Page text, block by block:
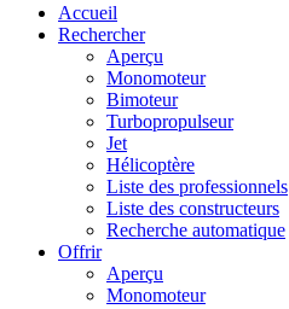
Accueil
Rechercher
Aperçu
Monomoteur
Bimoteur
Turbopropulseur
Jet
Hélicoptère
Liste des professionnels
Liste des constructeurs
Recherche automatique
Offrir
Aperçu
Monomoteur